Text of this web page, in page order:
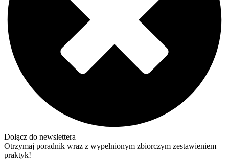
Dołącz do newslettera
Otrzymaj poradnik wraz z wypełnionym zbiorczym zestawieniem
praktyk!